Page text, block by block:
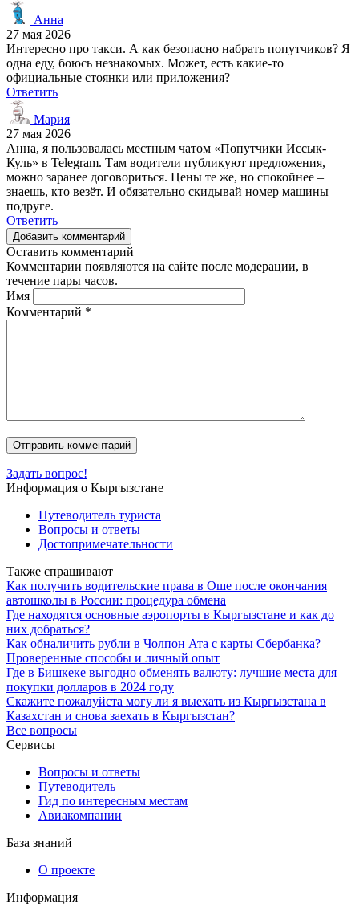
Анна
27 мая 2026
Интересно про такси. А как безопасно набрать попутчиков? Я
одна еду, боюсь незнакомых. Может, есть какие-то
официальные стоянки или приложения?
Ответить
Мария
27 мая 2026
Анна, я пользовалась местным чатом «Попутчики Иссык-
Куль» в Telegram. Там водители публикуют предложения,
можно заранее договориться. Цены те же, но спокойнее –
знаешь, кто везёт. И обязательно скидывай номер машины
подруге.
Ответить
Добавить комментарий
Оставить комментарий
Комментарии появляются на сайте после модерации, в
течение пары часов.
Имя
Комментарий *
Задать вопрос!
Информация о Кыргызстане
Путеводитель туриста
Вопросы и ответы
Достопримечательности
Также спрашивают
Как получить водительские права в Оше после окончания
автошколы в России: процедура обмена
Где находятся основные аэропорты в Кыргызстане и как до
них добраться?
Как обналичить рубли в Чолпон Ата с карты Сбербанка?
Проверенные способы и личный опыт
Где в Бишкеке выгодно обменять валюту: лучшие места для
покупки долларов в 2024 году
Скажите пожалуйста могу ли я выехать из Кыргызстана в
Казахстан и снова заехать в Кыргызстан?
Все вопросы
Сервисы
Вопросы и ответы
Путеводитель
Гид по интересным местам
Авиакомпании
База знаний
О проекте
Информация